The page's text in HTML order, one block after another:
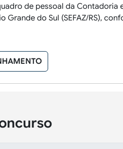
de pessoal da
Grande do Sul (SEFAZ/RS),